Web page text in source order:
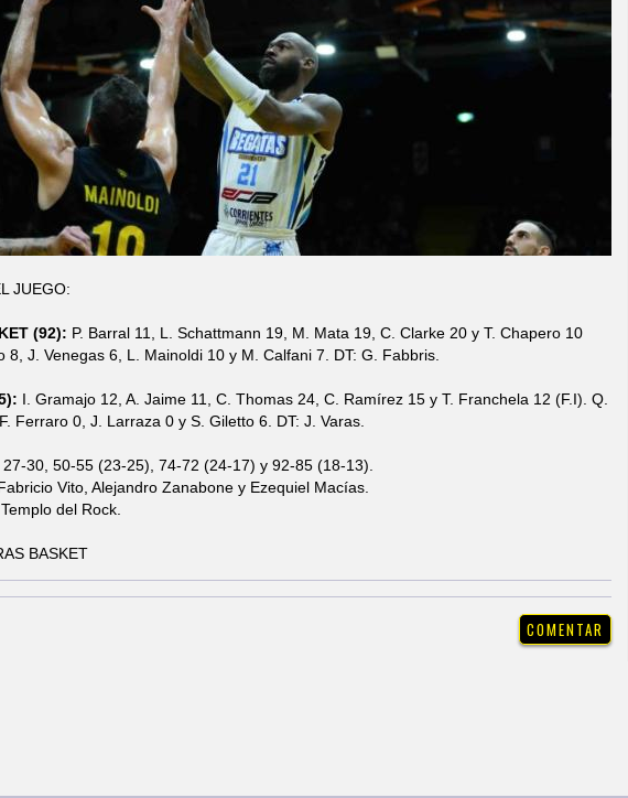
JUEGO:
(92): P. Barral 11, L. Schattmann 19, M. Mata 19, C. Clarke 20 y T. Chapero 10
8, J. Venegas 6, L. Mainoldi 10 y M. Calfani 7. DT: G. Fabbris.
I. Gramajo 12, A. Jaime 11, C. Thomas 24, C. Ramírez 15 y T. Franchela 12 (F.I). Q.
Ferraro 0, J. Larraza 0 y S. Giletto 6. DT: J. Varas.
27-30, 50-55 (23-25), 74-72 (24-17) y 92-85 (18-13).
Vito, Alejandro Zanabone y Ezequiel Macías.
del Rock.
BASKET